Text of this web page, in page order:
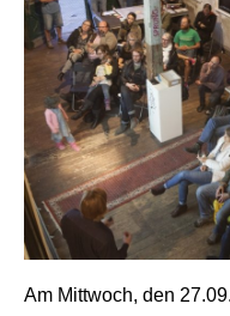
Am Mittwoch, den